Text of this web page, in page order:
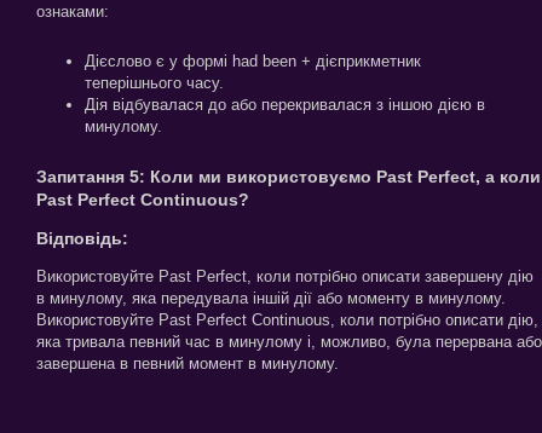
ознаками:
Дієслово є у формі had been + дієприкметник
теперішнього часу.
Дія відбувалася до або перекривалася з іншою дією в
минулому.
Запитання 5: Коли ми використовуємо Past Perfect, а коли
Past Perfect Continuous?
Відповідь:
Використовуйте Past Perfect, коли потрібно описати завершену дію
в минулому, яка передувала іншій дії або моменту в минулому.
Використовуйте Past Perfect Continuous, коли потрібно описати дію,
яка тривала певний час в минулому і, можливо, була перервана або
завершена в певний момент в минулому.